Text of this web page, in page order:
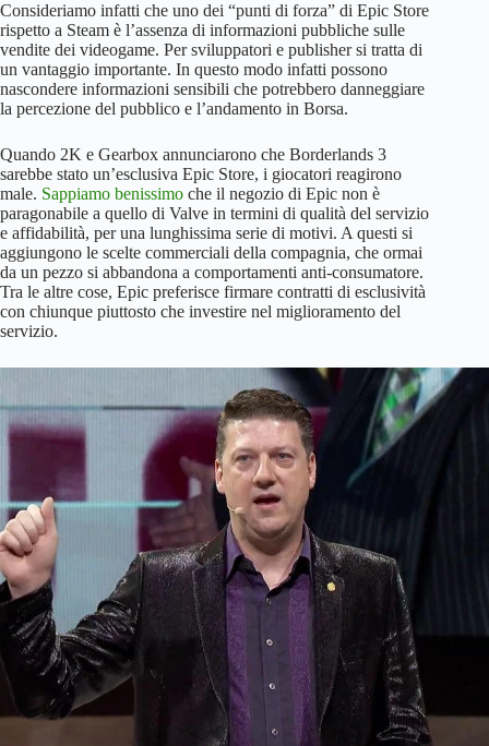
Consideriamo infatti che uno dei “punti di forza” di Epic Store
rispetto a Steam è l’assenza di informazioni pubbliche sulle
vendite dei videogame. Per sviluppatori e publisher si tratta di
un vantaggio importante. In questo modo infatti possono
nascondere informazioni sensibili che potrebbero danneggiare
la percezione del pubblico e l’andamento in Borsa.
Quando 2K e Gearbox annunciarono che Borderlands 3
sarebbe stato un’esclusiva Epic Store, i giocatori reagirono
male. Sappiamo benissimo che il negozio di Epic non è
paragonabile a quello di Valve in termini di qualità del servizio
e affidabilità, per una lunghissima serie di motivi. A questi si
aggiungono le scelte commerciali della compagnia, che ormai
da un pezzo si abbandona a comportamenti anti-consumatore.
Tra le altre cose, Epic preferisce firmare contratti di esclusività
con chiunque piuttosto che investire nel miglioramento del
servizio.